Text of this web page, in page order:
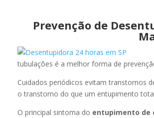
Prevenção de
tubulações é a melhor forma de
Cuidados periódicos evitam transtornos
o transtorno do que um entupimento
O principal sintoma do entupimento de